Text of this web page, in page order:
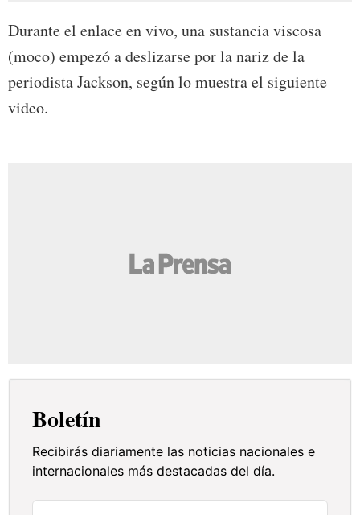
Durante el enlace en vivo, una sustancia viscosa
(moco) empezó a deslizarse por la nariz de la
periodista Jackson, según lo muestra el siguiente
video.
Boletín
Recibirás diariamente las noticias nacionales e
internacionales más destacadas del día.